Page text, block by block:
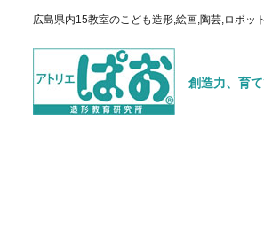
広島県内15教室のこども造形,絵画,陶芸,ロボッ
創造力、育て